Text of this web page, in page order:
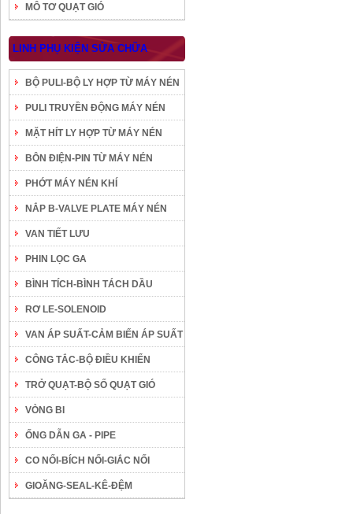
MÔ TƠ QUẠT GIÓ
LINH PHỤ KIỆN SỬA CHỮA
BỘ PULI-BỘ LY HỢP TỪ MÁY NÉN
PULI TRUYỀN ĐỘNG MÁY NÉN
MẶT HÍT LY HỢP TỪ MÁY NÉN
BÔN ĐIỆN-PIN TỪ MÁY NÉN
PHỚT MÁY NÉN KHÍ
NẮP B-VALVE PLATE MÁY NÉN
VAN TIẾT LƯU
PHIN LỌC GA
BÌNH TÍCH-BÌNH TÁCH DẦU
RƠ LE-SOLENOID
VAN ÁP SUẤT-CẢM BIẾN ÁP SUẤT
CÔNG TẮC-BỘ ĐIỀU KHIỂN
TRỞ QUẠT-BỘ SỐ QUẠT GIÓ
VÒNG BI
ỐNG DẪN GA - PIPE
CO NỐI-BÍCH NỐI-GIẮC NỐI
GIOĂNG-SEAL-KÊ-ĐỆM